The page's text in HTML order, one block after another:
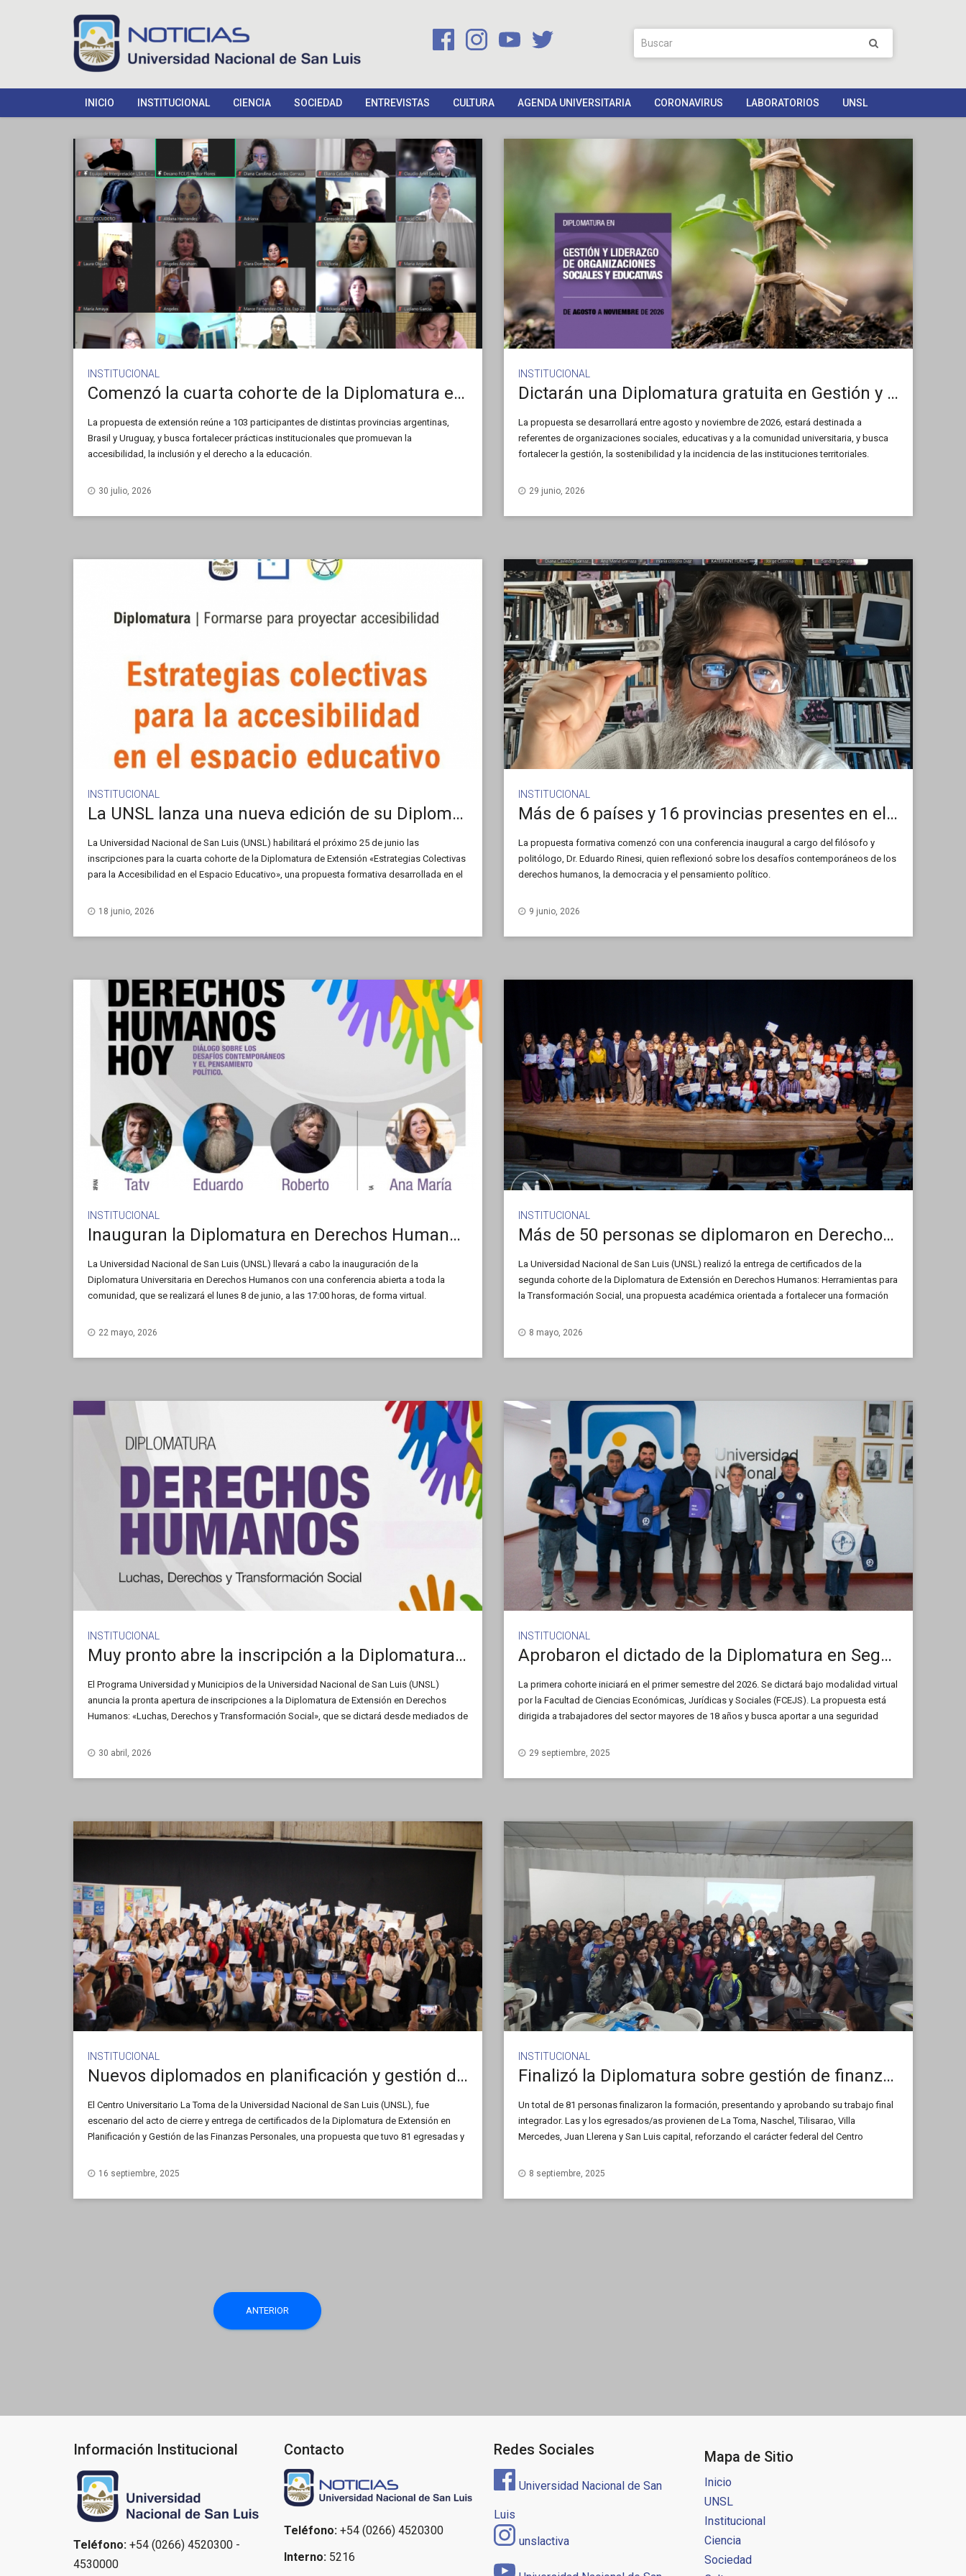
INICIO INSTITUCIONAL CIENCIA SOCIEDAD ENTREVISTAS CULTURA AGENDA UNIVERSITARIA CORONAVIRUS LABORATORIOS UNSL
INSTITUCIONAL
Comenzó la cuarta cohorte de la Diplomatura en Accesibilidad Académica
La propuesta de extensión reúne a 103 participantes de distintas provincias argentinas,
Brasil y Uruguay, y busca fortalecer prácticas institucionales que promuevan la
accesibilidad, la inclusión y el derecho a la educación.
30 julio, 2026
INSTITUCIONAL
Dictarán una Diplomatura gratuita en Gestión y Liderazgo de Organizaciones Sociales y Educativas
La propuesta se desarrollará entre agosto y noviembre de 2026, estará destinada a
referentes de organizaciones sociales, educativas y a la comunidad universitaria, y busca
fortalecer la gestión, la sostenibilidad y la incidencia de las instituciones territoriales.
29 junio, 2026
INSTITUCIONAL
La UNSL lanza una nueva edición de su Diplomatura en Accesibilidad
La Universidad Nacional de San Luis (UNSL) habilitará el próximo 25 de junio las
inscripciones para la cuarta cohorte de la Diplomatura de Extensión «Estrategias Colectivas
para la Accesibilidad en el Espacio Educativo», una propuesta formativa desarrollada en el
18 junio, 2026
INSTITUCIONAL
Más de 6 países y 16 provincias presentes en el inicio de la Diplomatura en Derechos Humanos
La propuesta formativa comenzó con una conferencia inaugural a cargo del filósofo y
politólogo, Dr. Eduardo Rinesi, quien reflexionó sobre los desafíos contemporáneos de los
derechos humanos, la democracia y el pensamiento político.
9 junio, 2026
INSTITUCIONAL
Inauguran la Diplomatura en Derechos Humanos con una conferencia abierta y gratuita
La Universidad Nacional de San Luis (UNSL) llevará a cabo la inauguración de la
Diplomatura Universitaria en Derechos Humanos con una conferencia abierta a toda la
comunidad, que se realizará el lunes 8 de junio, a las 17:00 horas, de forma virtual.
22 mayo, 2026
INSTITUCIONAL
Más de 50 personas se diplomaron en Derechos Humanos
La Universidad Nacional de San Luis (UNSL) realizó la entrega de certificados de la
segunda cohorte de la Diplomatura de Extensión en Derechos Humanos: Herramientas para
la Transformación Social, una propuesta académica orientada a fortalecer una formación
8 mayo, 2026
INSTITUCIONAL
Muy pronto abre la inscripción a la Diplomatura de Extensión en Derechos Humanos
El Programa Universidad y Municipios de la Universidad Nacional de San Luis (UNSL)
anuncia la pronta apertura de inscripciones a la Diplomatura de Extensión en Derechos
Humanos: «Luchas, Derechos y Transformación Social», que se dictará desde mediados de
30 abril, 2026
INSTITUCIONAL
Aprobaron el dictado de la Diplomatura en Seguridad Privada
La primera cohorte iniciará en el primer semestre del 2026. Se dictará bajo modalidad virtual
por la Facultad de Ciencias Económicas, Jurídicas y Sociales (FCEJS). La propuesta está
dirigida a trabajadores del sector mayores de 18 años y busca aportar a una seguridad
29 septiembre, 2025
INSTITUCIONAL
Nuevos diplomados en planificación y gestión de finanzas personales
El Centro Universitario La Toma de la Universidad Nacional de San Luis (UNSL), fue
escenario del acto de cierre y entrega de certificados de la Diplomatura de Extensión en
Planificación y Gestión de las Finanzas Personales, una propuesta que tuvo 81 egresadas y
16 septiembre, 2025
INSTITUCIONAL
Finalizó la Diplomatura sobre gestión de finanzas personales en La Toma
Un total de 81 personas finalizaron la formación, presentando y aprobando su trabajo final
integrador. Las y los egresados/as provienen de La Toma, Naschel, Tilisarao, Villa
Mercedes, Juan Llerena y San Luis capital, reforzando el carácter federal del Centro
años, orientada a garantizar oportunidades de formación en toda la Provincia.
8 septiembre, 2025
Navegación
de
ANTERIOR
Información Institucional
Teléfono: +54 (0266) 4520300 -
4530000
Contacto
Teléfono:+54 (0266) 4520300
Interno:5216
Redes Sociales
Universidad Nacional de San
Luis
unslactiva
Mapa de Sitio
Inicio
UNSL
Institucional
Ciencia
Sociedad